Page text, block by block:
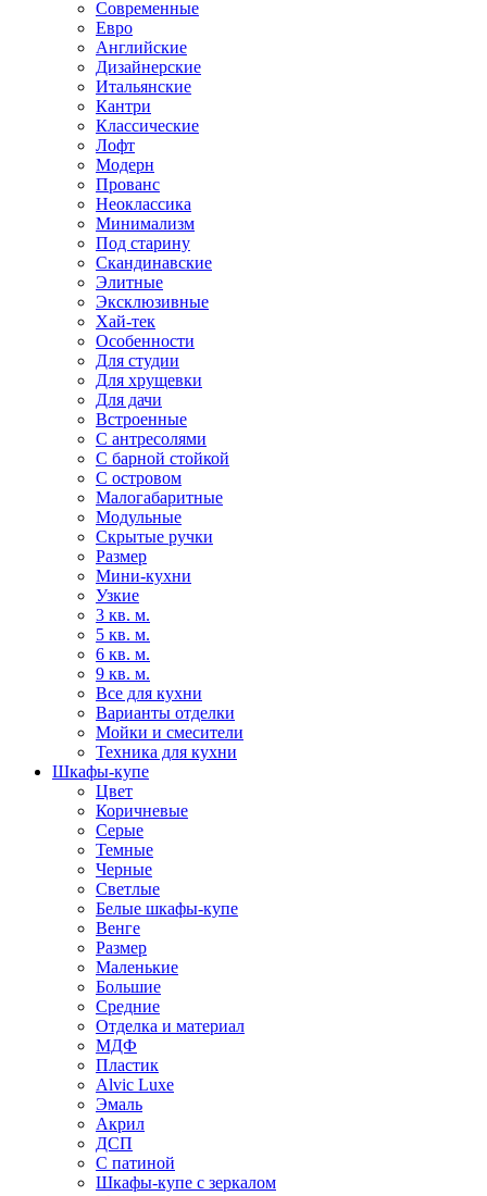
Современные
Евро
Английские
Дизайнерские
Итальянские
Кантри
Классические
Лофт
Модерн
Прованс
Неоклассика
Минимализм
Под старину
Скандинавские
Элитные
Эксклюзивные
Хай-тек
Особенности
Для студии
Для хрущевки
Для дачи
Встроенные
С антресолями
С барной стойкой
С островом
Малогабаритные
Модульные
Скрытые ручки
Размер
Мини-кухни
Узкие
3 кв. м.
5 кв. м.
6 кв. м.
9 кв. м.
Все для кухни
Варианты отделки
Мойки и смесители
Техника для кухни
Шкафы-купе
Цвет
Коричневые
Серые
Темные
Черные
Светлые
Белые шкафы-купе
Венге
Размер
Маленькие
Большие
Средние
Отделка и материал
МДФ
Пластик
Alvic Luxe
Эмаль
Акрил
ДСП
С патиной
Шкафы-купе с зеркалом